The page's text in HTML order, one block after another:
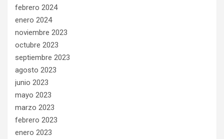
febrero 2024
enero 2024
noviembre 2023
octubre 2023
septiembre 2023
agosto 2023
junio 2023
mayo 2023
marzo 2023
febrero 2023
enero 2023